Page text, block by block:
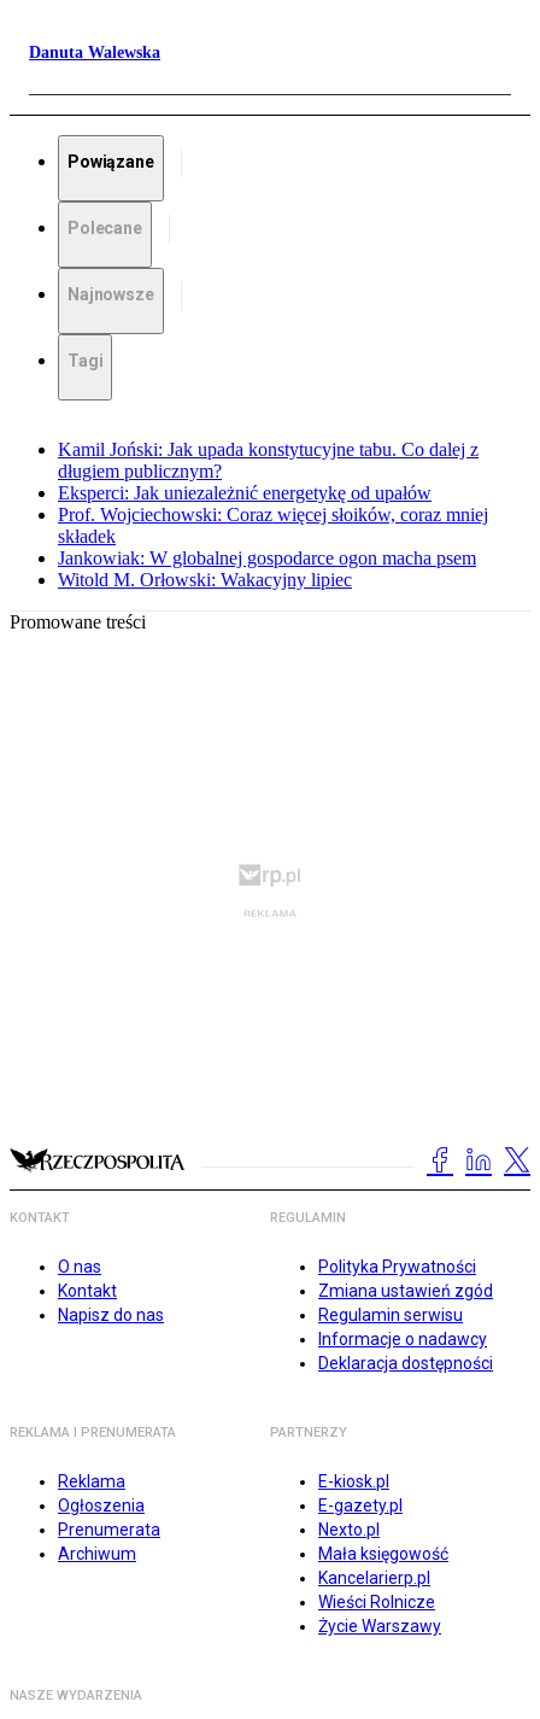
Danuta Walewska
Powiązane
Polecane
Najnowsze
Tagi
Kamil Joński: Jak upada konstytucyjne tabu. Co dalej z
długiem publicznym?
Eksperci: Jak uniezależnić energetykę od upałów
Prof. Wojciechowski: Coraz więcej słoików, coraz mniej
składek
Jankowiak: W globalnej gospodarce ogon macha psem
Witold M. Orłowski: Wakacyjny lipiec
Promowane treści
KONTAKT
O nas
Kontakt
Napisz do nas
REGULAMIN
Polityka Prywatności
Zmiana ustawień zgód
Regulamin serwisu
Informacje o nadawcy
Deklaracja dostępności
REKLAMA I PRENUMERATA
Reklama
Ogłoszenia
Prenumerata
Archiwum
PARTNERZY
E-kiosk.pl
E-gazety.pl
Nexto.pl
Mała księgowość
Kancelarierp.pl
Wieści Rolnicze
Życie Warszawy
NASZE WYDARZENIA